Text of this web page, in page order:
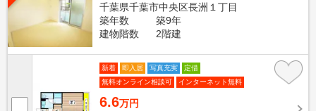
千葉県千葉市中央区長洲１丁目
築年数
築9年
建物階数
2階建
新着 即入居 写真充実
定借
無料オンライン相談可
インターネット無料
6.6万円